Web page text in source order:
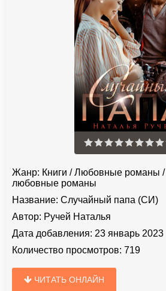
Жанр: Книги /Любовные романы /
любовные романы
Название: Случайный папа (СИ)
Автор: Ручей Наталья
Дата добавления: 23 январь 2023
Количество просмотров: 719
ЧИТАТЬ ОНЛАЙН